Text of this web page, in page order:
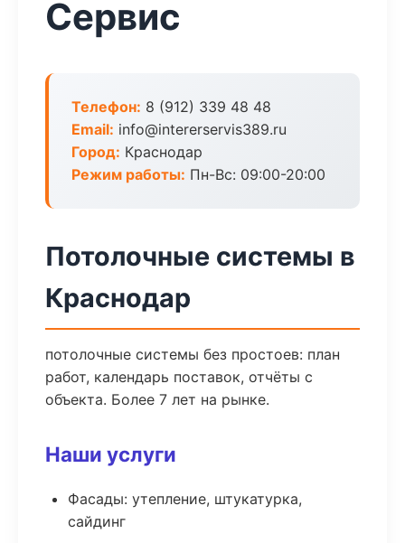
Сервис
Телефон: 8 (912) 339 48 48
Email: info@intererservis389.ru
Город: Краснодар
Режим работы: Пн-Вс: 09:00-20:00
Потолочные системы в
Краснодар
потолочные системы без простоев: план
работ, календарь поставок, отчёты с
объекта. Более 7 лет на рынке.
Наши услуги
Фасады: утепление, штукатурка,
сайдинг